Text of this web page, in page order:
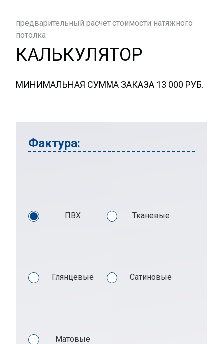
предварительный расчет стоимости натяжного
потолка
КАЛЬКУЛЯТОР
МИНИМАЛЬНАЯ СУММА ЗАКАЗА 13 000 РУБ.
Фактура:
ПВХ Тканевые
Глянцевые Сатиновые
Матовые